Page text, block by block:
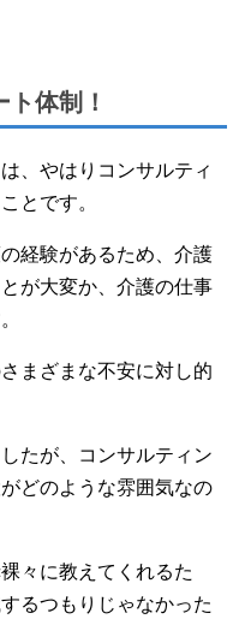
体制！
、やはりコンサルティ
とです。
経験があるため、介護
が大変か、介護の仕事
まざまな不安に対し的
たが、コンサルティン
どのような雰囲気なの
々に教えてくれるた
るつもりじゃなかった